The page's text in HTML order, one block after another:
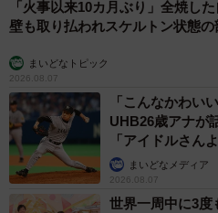
「火事以来10カ月ぶり」全焼し
壁も取り払われスケルトン状態
まいどなトピック
2026.08.07
「こんなかわい
UHB26歳アナ
「アイドルさん
か」まいどなメディア
2026.08.07
世界一周中に3